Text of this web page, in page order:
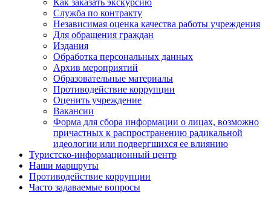
Как заказать экскурсию
Служба по контракту
Независимая оценка качества работы учреждения
Для обращения граждан
Издания
Обработка персональных данных
Архив мероприятий
Образовательные материалы
Противодействие коррупции
Оценить учреждение
Вакансии
Форма для сбора информации о лицах, возможно
причастных к распространению радикальной
идеологии или подвергшихся ее влиянию
Туристско-информационный центр
Наши маршруты
Противодействие коррупции
Часто задаваемые вопросы